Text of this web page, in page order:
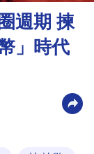
週期 揀
」時代